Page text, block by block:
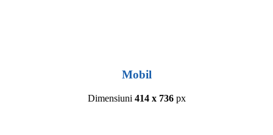
Mobil
Dimensiuni 414 x 736px